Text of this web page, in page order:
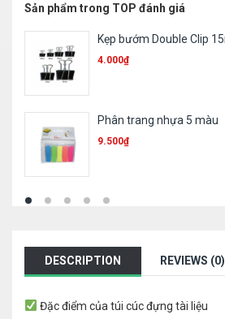
Sản phẩm trong TOP đánh giá
Ruột bút 023
1.000₫
Bút sơn Toyo 101
11.300
DESCRIPTION REVIEWS (0)
Đặc điểm của túi cúc đựng tài liệu